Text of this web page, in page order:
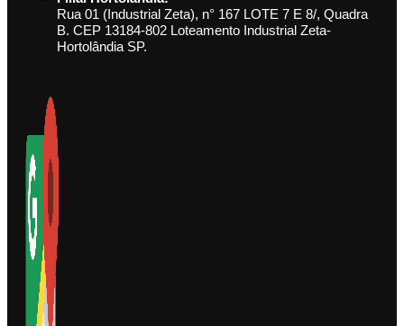
Rua 01 (Industrial Zeta), n° 167 LOTE 7 E 8/, Quadra
B. CEP 13184-802 Loteamento Industrial Zeta-
Hortolândia SP.